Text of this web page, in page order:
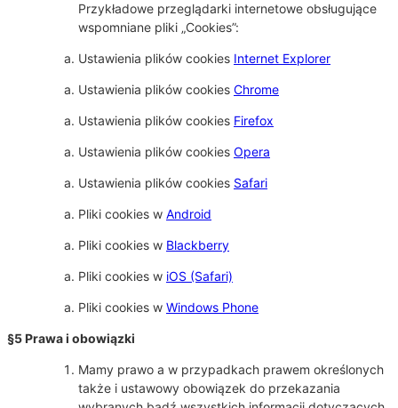
Przykładowe przeglądarki internetowe obsługujące
wspomniane pliki „Cookies”:
Ustawienia plików cookies Internet Explorer
Ustawienia plików cookies Chrome
Ustawienia plików cookies Firefox
Ustawienia plików cookies Opera
Ustawienia plików cookies Safari
Pliki cookies w Android
Pliki cookies w Blackberry
Pliki cookies w iOS (Safari)
Pliki cookies w Windows Phone
§5 Prawa i obowiązki
Mamy prawo a w przypadkach prawem określonych
także i ustawowy obowiązek do przekazania